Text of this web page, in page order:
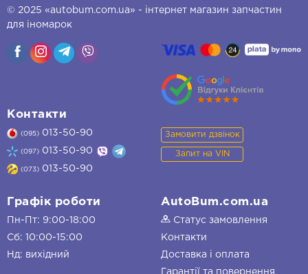
© 2025 «autobum.com.ua» - інтернет магазин запчастин
для іномарок
Контакти
(095) 013-50-90
(097) 013-50-90
(073) 013-50-90
Замовити дзвінок
Запит на VIN
Графік роботи
Пн-Пт: 9:00-18:00
Сб: 10:00-15:00
Нд: вихідний
AutoBum.com.ua
Статус замовлення
Контакти
Доставка і оплата
Гарантії та повернення